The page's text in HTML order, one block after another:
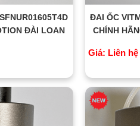
ĐÀI LOAN
ĐAI ỐC
CHÍNH
Giá: Liên hệ